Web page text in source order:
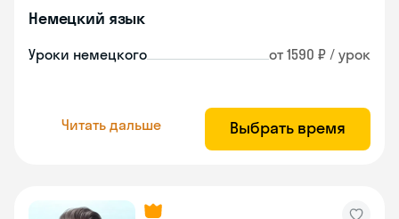
Немецкий язык
Уроки немецкого от 1590 ₽ / урок
Читать дальше Выбрать время